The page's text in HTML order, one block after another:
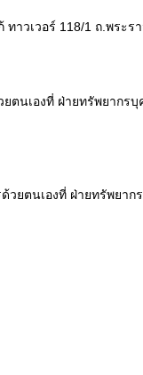
าวเวอร์ 118/1 ถ.พระ
เองที่ ฝ่ายทรัพยากรบุ
ยตนเองที่ ฝ่ายทรัพยา